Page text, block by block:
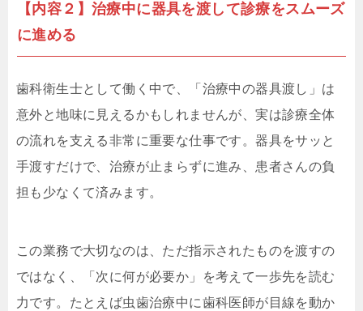
【内容２】治療中に器具を渡して診療をスムーズ
に進める
歯科衛生士として働く中で、「治療中の器具渡し」は
意外と地味に見えるかもしれませんが、実は診療全体
の流れを支える非常に重要な仕事です。器具をサッと
手渡すだけで、治療が止まらずに進み、患者さんの負
担も少なくて済みます。
この業務で大切なのは、ただ指示されたものを渡すの
ではなく、「次に何が必要か」を考えて一歩先を読む
力です。たとえば虫歯治療中に歯科医師が目線を動か